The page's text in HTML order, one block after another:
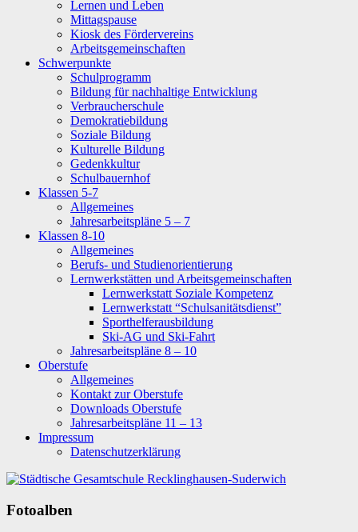
Lernen und Leben
Mittagspause
Kiosk des Fördervereins
Arbeitsgemeinschaften
Schwerpunkte
Schulprogramm
Bildung für nachhaltige Entwicklung
Verbraucherschule
Demokratiebildung
Soziale Bildung
Kulturelle Bildung
Gedenkkultur
Schulbauernhof
Klassen 5-7
Allgemeines
Jahresarbeitspläne 5 – 7
Klassen 8-10
Allgemeines
Berufs- und Studienorientierung
Lernwerkstätten und Arbeitsgemeinschaften
Lernwerkstatt Soziale Kompetenz
Lernwerkstatt “Schulsanitätsdienst”
Sporthelferausbildung
Ski-AG und Ski-Fahrt
Jahresarbeitspläne 8 – 10
Oberstufe
Allgemeines
Kontakt zur Oberstufe
Downloads Oberstufe
Jahresarbeitspläne 11 – 13
Impressum
Datenschutzerklärung
Fotoalben